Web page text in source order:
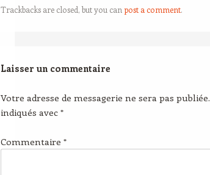
Trackbacks are closed, but you can post a comment.
Laisser un commentaire
Votre adresse de messagerie ne sera pas publiée.
indiqués avec *
Commentaire *